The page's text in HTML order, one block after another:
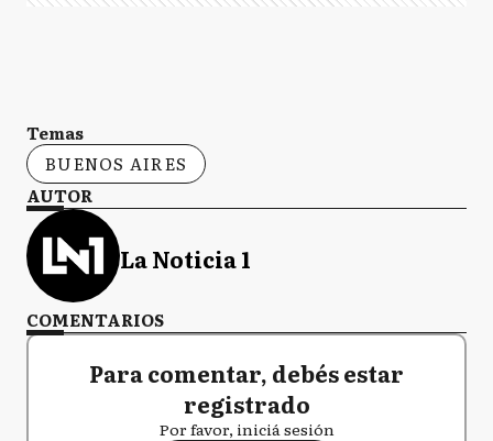
Temas
BUENOS AIRES
AUTOR
La Noticia 1
COMENTARIOS
Para comentar, debés estar
registrado
Por favor, iniciá sesión